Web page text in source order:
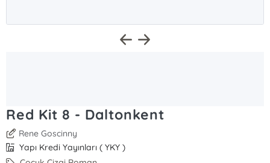
Red Kit 8 - Daltonkent
Rene Goscinny
Yapı Kredi Yayınları ( YKY )